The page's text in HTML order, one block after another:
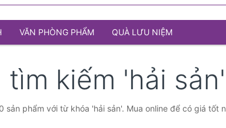
VĂN PHÒNG PHẨM QUÀ LƯU NIỆM
tìm kiếm 'hải
sản phẩm với từ khóa 'hải sản'. Mua online để có giá tốt